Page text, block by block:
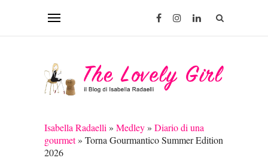
Isabella Radaelli » Medley» Diario di una
gourmet» Torna Gourmantico Summer Edition
2026